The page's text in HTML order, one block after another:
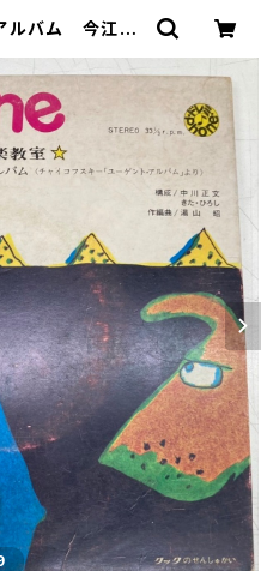
ルバム 今江祥